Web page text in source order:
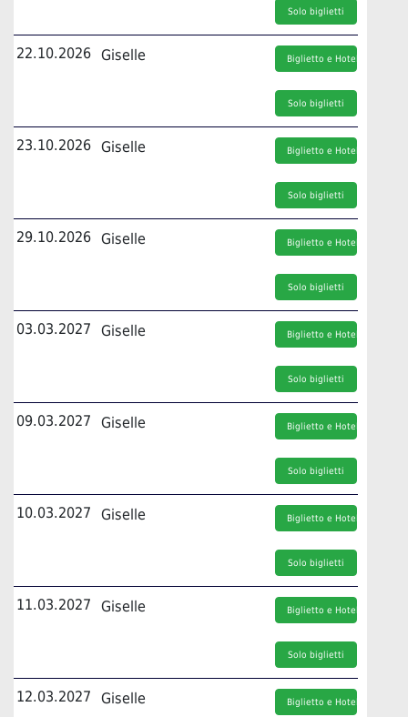
Solo biglietti
22.10.2026 Giselle Biglietto e Hotel
Solo biglietti
23.10.2026 Giselle Biglietto e Hotel
Solo biglietti
29.10.2026 Giselle Biglietto e Hotel
Solo biglietti
03.03.2027 Giselle Biglietto e Hotel
Solo biglietti
09.03.2027 Giselle Biglietto e Hotel
Solo biglietti
10.03.2027 Giselle Biglietto e Hotel
Solo biglietti
11.03.2027 Giselle Biglietto e Hotel
Solo biglietti
12.03.2027 Giselle Biglietto e Hotel